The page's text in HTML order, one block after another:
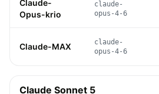
Claude-
Opus-krio
claude-
opus-4-6
Claude-MAX
claude-
opus-4-6
Claude Sonnet 5